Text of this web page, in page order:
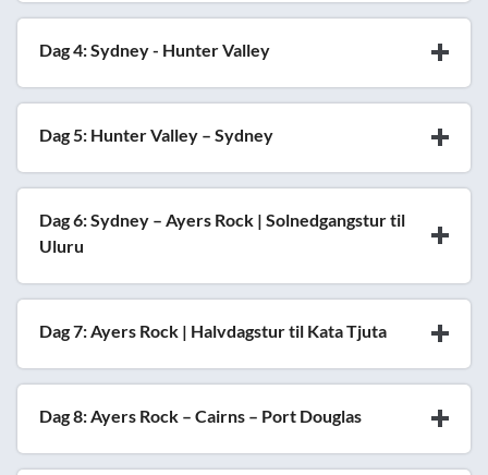
Dag 4: Sydney - Hunter Valley
Dag 5: Hunter Valley – Sydney
Dag 6: Sydney – Ayers Rock | Solnedgangstur til
Uluru
Dag 7: Ayers Rock | Halvdagstur til Kata Tjuta
Dag 8: Ayers Rock – Cairns – Port Douglas